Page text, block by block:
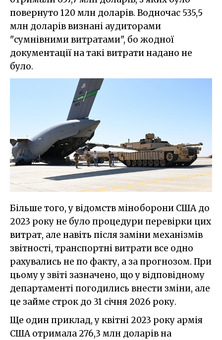
повернуто 120 млн доларів. Водночас 535,5
млн доларів визнані аудиторами
"сумнівними витратами", бо жодної
документації на такі витрати надано не
було.
Більше того, у відомств міноборони США до
2023 року не було процедури перевірки цих
витрат, але навіть після заміни механізмів
звітності, транспортні витрати все одно
рахувались не по факту, а за прогнозом. При
цьому у звіті зазначено, що у відповідному
департаменті погодились внести зміни, але
це займе строк до 31 січня 2026 року.
Ще один приклад, у квітні 2023 року армія
США отримала 276,3 млн доларів на